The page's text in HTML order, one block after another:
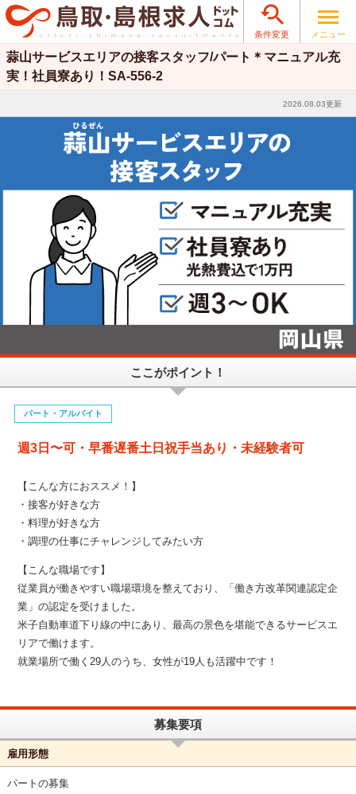

条件変更 メニュー
蒜山サービスエリアの接客スタッフ/パート＊マニュアル充
実！社員寮あり！SA-556-2
2026.08.03更新
ここがポイント！
パート・アルバイト
週3日〜可・早番遅番土日祝手当あり・未経験者可
【こんな方におススメ！】
・接客が好きな方
・料理が好きな方
・調理の仕事にチャレンジしてみたい方
【こんな職場です】
従業員が働きやすい職場環境を整えており、「働き方改革関連認定企
業」の認定を受けました。
米子自動車道下り線の中にあり、最高の景色を堪能できるサービスエ
リアで働けます。
就業場所で働く29人のうち、女性が19人も活躍中です！
募集要項
雇用形態
パートの募集